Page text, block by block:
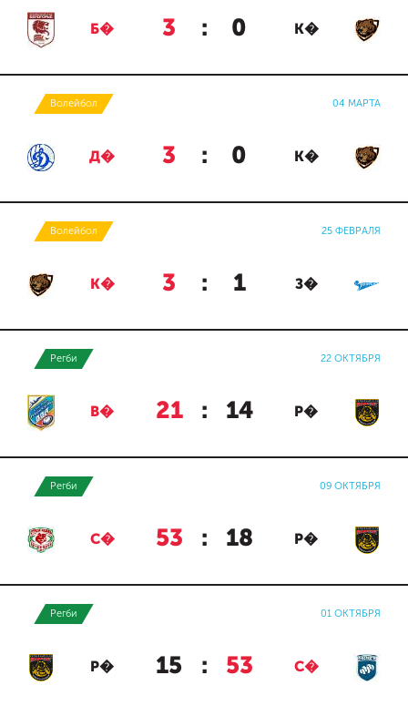
Б� 3 : 0 К�
Волейбол 04 МАРТА
Д� 3 : 0 К�
Волейбол 25 ФЕВРАЛЯ
К� 3 : 1 З�
Регби 22 ОКТЯБРЯ
В� 21 : 14 Р�
Регби 09 ОКТЯБРЯ
С� 53 : 18 Р�
Регби 01 ОКТЯБРЯ
Р� 15 : 53 С�